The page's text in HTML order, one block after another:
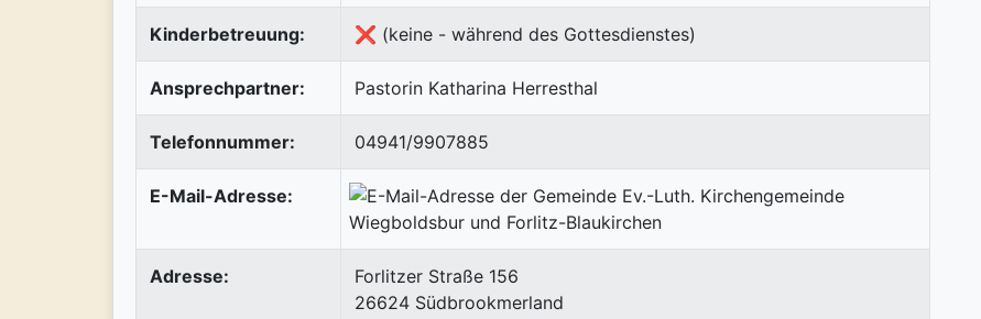
Kinderbetreuung: ❌ (keine - während des Gottesdienstes)
Ansprechpartner: Pastorin Katharina Herresthal
Telefonnummer: 04941/9907885
E-Mail-Adresse:
Adresse:
Forlitzer Straße 156
26624 Südbrookmerland